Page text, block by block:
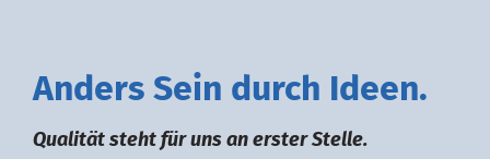
Anders Sein durch deen.
Qualität steht für uns an erster Stelle.